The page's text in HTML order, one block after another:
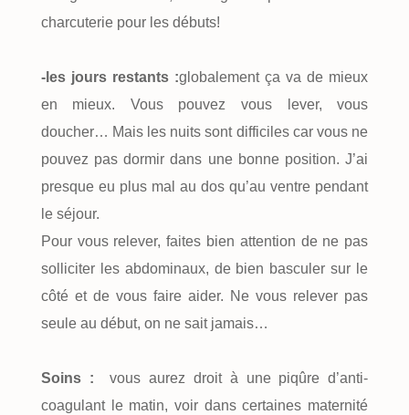
charcuterie pour les débuts!
-les jours restants :globalement ça va de mieux
en mieux. Vous pouvez vous lever, vous
doucher… Mais les nuits sont difficiles car vous ne
pouvez pas dormir dans une bonne position. J’ai
presque eu plus mal au dos qu’au ventre pendant
le séjour.
Pour vous relever, faites bien attention de ne pas
solliciter les abdominaux, de bien basculer sur le
côté et de vous faire aider. Ne vous relever pas
seule au début, on ne sait jamais…
Soins :
vous aurez droit à une piqûre d’anti-
coagulant le matin, voir dans certaines maternité